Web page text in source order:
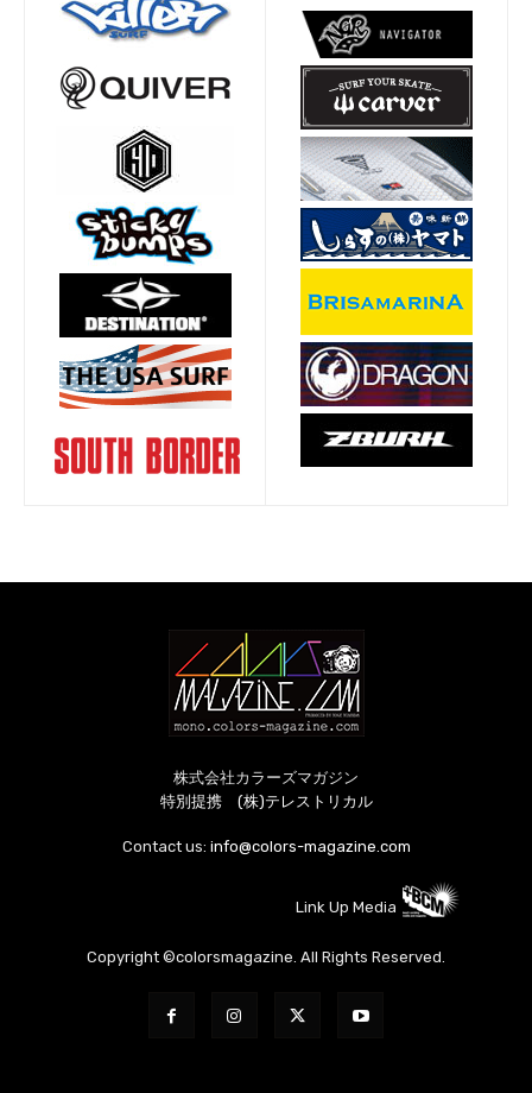
株式会社カラーズマガジン
特別提携 (株)テレストリカル
Contact us: info@colors-magazine.com
Link Up Media
Copyright ©colorsmagazine. All Rights Reserved.